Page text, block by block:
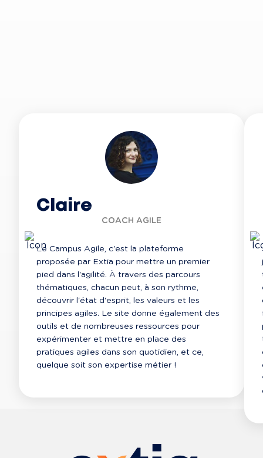
Claire
COACH AGILE
Le Campus Agile, c'est la plateforme
proposée par Extia pour mettre un premier
pied dans l'agilité. À travers des parcours
thématiques, chacun peut, à son rythme,
découvrir l'état d'esprit, les valeurs et les
principes agiles. Le site donne également des
outils et de nombreuses ressources pour
expérimenter et mettre en place des
pratiques agiles dans son quotidien, et ce,
quelque soit son expertise métier !